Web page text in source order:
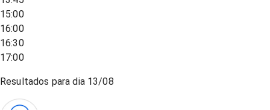
15:00
16:00
16:30
17:00
Resultados para dia 13/08